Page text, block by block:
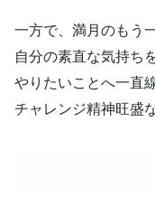
一方で、満月のもう
自分の素直な気持ち
やりたいことへ一直
チャレンジ精神旺盛